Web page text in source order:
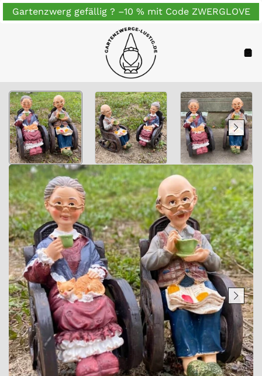
Zum
InhaltGartenzwerg gefällig ? –10 % mit Code ZWERGLOVE